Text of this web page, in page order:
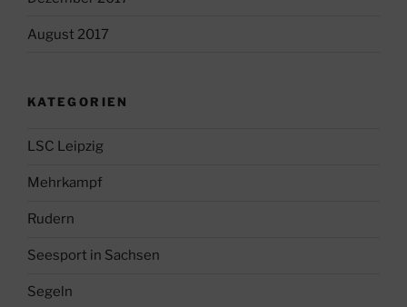
August 2017
KATEGORIEN
LSC Leipzig
Mehrkampf
Rudern
Seesport in Sachsen
Segeln